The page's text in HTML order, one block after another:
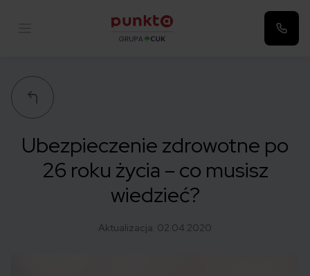
Ubezpieczenie zdrowotne po
26 roku życia – co musisz
wiedzieć?
Aktualizacja: 02.04.2020